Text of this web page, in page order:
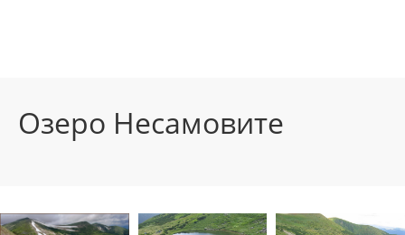
Озеро Несамовите